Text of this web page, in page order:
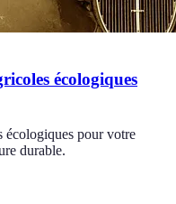
écologiques
écologiques pour votre
durable.